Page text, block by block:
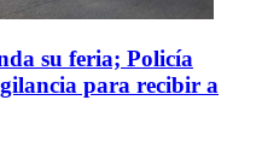
su feria; Policía
para recibir a